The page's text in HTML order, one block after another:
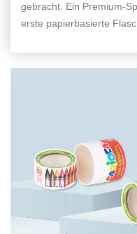
gebracht. Ein Premium-
erste papierbasierte